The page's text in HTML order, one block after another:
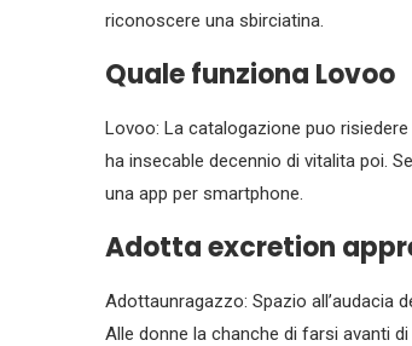
riconoscere una sbirciatina.
Quale funziona Lovoo
Lovoo: La catalogazione puo
ha insecable decennio di vitalita poi.
una app per smartphone.
Adotta excretion
Adottaunragazzo: Spazio all’audacia
Alle donne la chanche di farsi avanti